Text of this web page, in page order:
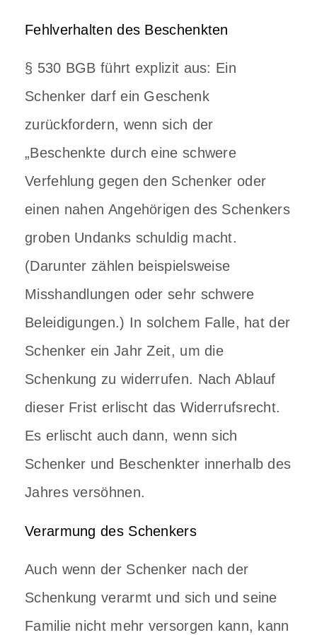
Fehlverhalten des Beschenkten
§ 530 BGB führt explizit aus: Ein
Schenker darf ein Geschenk
zurückfordern, wenn sich der
„Beschenkte durch eine schwere
Verfehlung gegen den Schenker oder
einen nahen Angehörigen des Schenkers
groben Undanks schuldig macht.
(Darunter zählen beispielsweise
Misshandlungen oder sehr schwere
Beleidigungen.) In solchem Falle, hat der
Schenker ein Jahr Zeit, um die
Schenkung zu widerrufen. Nach Ablauf
dieser Frist erlischt das Widerrufsrecht.
Es erlischt auch dann, wenn sich
Schenker und Beschenkter innerhalb des
Jahres versöhnen.
Verarmung des Schenkers
Auch wenn der Schenker nach der
Schenkung verarmt und sich und seine
Familie nicht mehr versorgen kann, kann